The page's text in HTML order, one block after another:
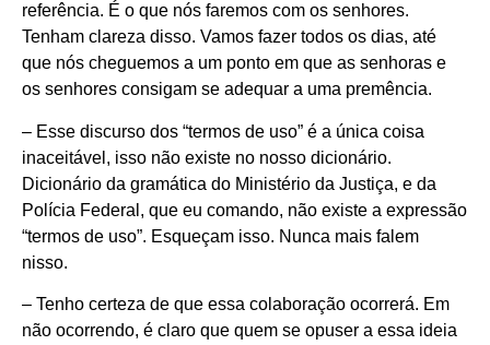
referência. É o que nós faremos com os senhores.
Tenham clareza disso. Vamos fazer todos os dias, até
que nós cheguemos a um ponto em que as senhoras e
os senhores consigam se adequar a uma premência.
– Esse discurso dos “termos de uso” é a única coisa
inaceitável, isso não existe no nosso dicionário.
Dicionário da gramática do Ministério da Justiça, e da
Polícia Federal, que eu comando, não existe a expressão
“termos de uso”. Esqueçam isso. Nunca mais falem
nisso.
– Tenho certeza de que essa colaboração ocorrerá. Em
não ocorrendo, é claro que quem se opuser a essa ideia